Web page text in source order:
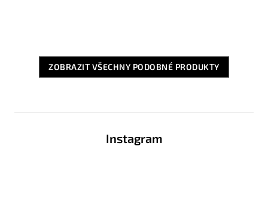
ZOBRAZIT VŠECHNY PODOBNÉ PRODUKTY
Instagram